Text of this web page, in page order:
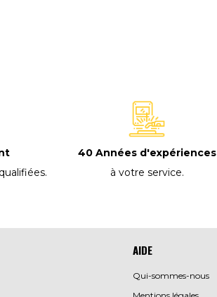
.
40 Années d'expériences
à votre service.
AIDE
Qui-sommes-nous